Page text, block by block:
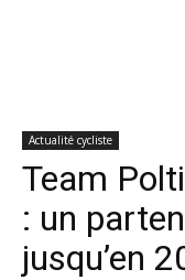
Actualité cycliste
Team
: un
jusqu’en